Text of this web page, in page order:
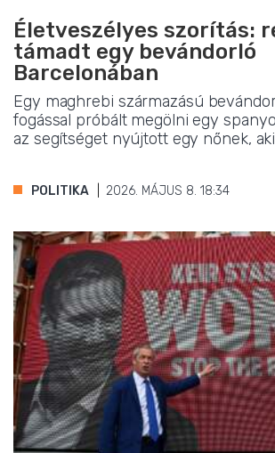
Életveszélyes szorítás:
támadt egy bevándorló
Barcelonában
Egy maghrebi származású
fogással próbált megölni egy
az segítséget nyújtott egy nőnek,
POLITIKA 2026. MÁJUS 8. 18:34